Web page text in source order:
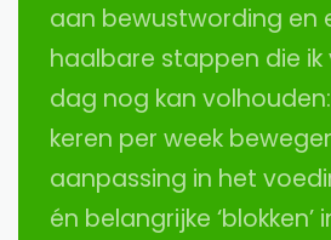
aan bewustwording en
haalbare stappen die
dag nog kan
keren per week
aanpassing in het
én belangrijke